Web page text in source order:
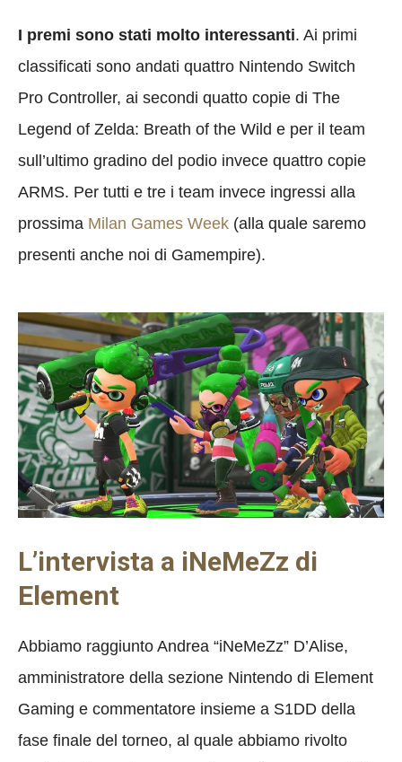
I premi sono stati molto interessanti. Ai primi
classificati sono andati quattro Nintendo Switch
Pro Controller, ai secondi quatto copie di The
Legend of Zelda: Breath of the Wild e per il team
sull’ultimo gradino del podio invece quattro copie
ARMS. Per tutti e tre i team invece ingressi alla
prossima Milan Games Week (alla quale saremo
presenti anche noi di Gamempire).
L’intervista a iNeMeZz di
Element
Abbiamo raggiunto Andrea “iNeMeZz” D’Alise,
amministratore della sezione Nintendo di Element
Gaming e commentatore insieme a S1DD della
fase finale del torneo, al quale abbiamo rivolto